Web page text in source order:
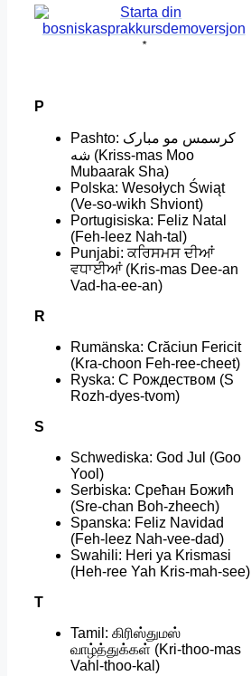
*
P
Pashto: کرسمس مو مبارک
شه (Kriss-mas Moo
Mubaarak Sha)
Polska: Wesołych Świąt
(Ve-so-wikh Shviont)
Portugisiska: Feliz Natal
(Feh-leez Nah-tal)
Punjabi: ਕਰਿਸਮਸ ਦੀਆਂ
ਵਧਾਈਆਂ (Kris-mas Dee-an
Vad-ha-ee-an)
R
Rumänska: Crăciun Fericit
(Kra-choon Feh-ree-cheet)
Ryska: С Рождеством (S
Rozh-dyes-tvom)
S
Schwediska: God Jul (Goo
Yool)
Serbiska: Срећан Божић
(Sre-chan Boh-zheech)
Spanska: Feliz Navidad
(Feh-leez Nah-vee-dad)
Swahili: Heri ya Krismasi
(Heh-ree Yah Kris-mah-see)
T
Tamil: கிரிஸ்துமஸ்
வாழ்த்துக்கள் (Kri-thoo-mas
Vahl-thoo-kal)